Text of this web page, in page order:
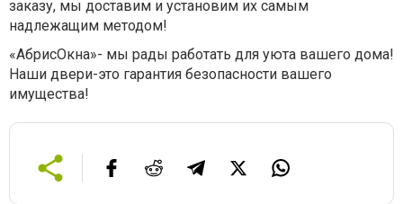
заказу, мы доставим и установим их самым
надлежащим методом!
«АбрисОкна»- мы рады работать для уюта вашего дома!
Наши двери-это гарантия безопасности вашего
имущества!